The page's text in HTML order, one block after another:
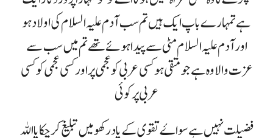
ہے تمہارے باپ ایک ہیں تم سب آدم علیہ السلام کی اولاد ہو
اور آدم علیہ السلام مٹی سے پیدا ہوئے تھے تم میں سب سے
عزت والا وہ ہے جو متقی ہو کسی عربی کو عجمی پر اور کسی عجمی کو کسی
عربی پر کوئی
فضیلت نہیں ہے سواۓ تقوی کے یاد رکھو میں تبلیغ کرچکا یا اللہ